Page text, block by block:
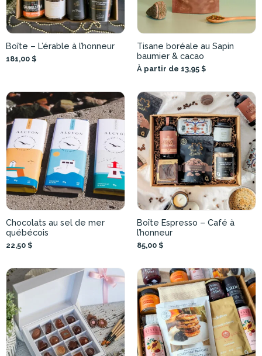
Boîte – L’érable à l’honneur
181,00 $
Tisane boréale au Sapin
baumier & cacao
À partir de 13,95 $
Chocolats au sel de mer
québécois
22,50 $
Boîte Espresso – Café à
l’honneur
85,00 $